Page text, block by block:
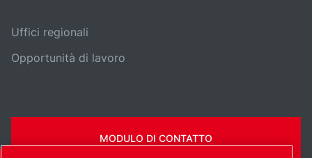
Uffici regionali
Opportunità di lavoro
MODULO DI CONTATTO